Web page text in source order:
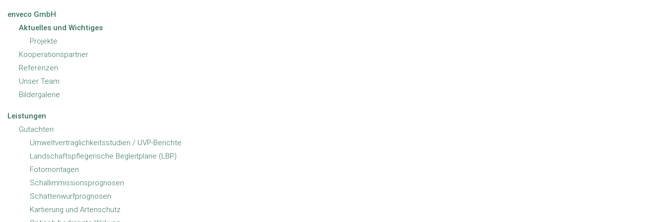
Aktuelles und
Projekte
Kooperationspartner
Referenzen
Unser Team
Bildergalerie
enveco GmbH
Aktuelles und Wichtiges
Projekte
Kooperationspartner
Referenzen
Unser Team
Bildergalerie
Leistungen
Gutachten
Umweltverträglichkeitsstudien / UVP-Berichte
Landschaftspflegerische Begleitpläne (LBP)
Fotomontagen
Schallimmissionsprognosen
Schattenwurfprognosen
Kartierung und Artenschutz